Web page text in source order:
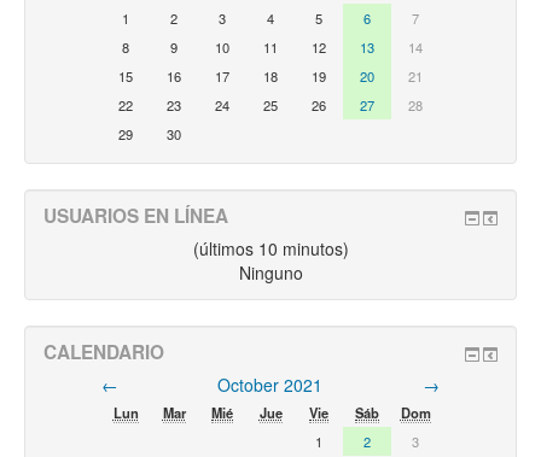
1
2 3 4 5 6
7
8
9 10 11 12 13
14
15
16 17 18 19 20
21
22
23 24 25 26 27
28
29
30
USUARIOS EN LÍNEA
(últimos 10 minutos)
Ninguno
CALENDARIO
← October 2021 →
Lun Mar Mié Jue Vie Sáb
Dom
1
2 3